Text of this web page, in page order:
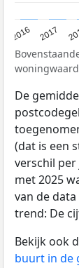
2016 2017
De
(dat is een
verschil
met 2025
van de
trend: De
Bekijk ook
buurt in de